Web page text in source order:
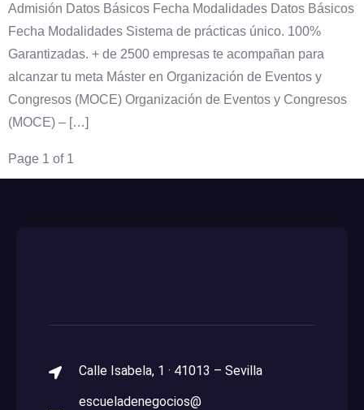
Admisión Datos Básicos Fecha Modalidades Datos Básicos
Fecha Modalidades Sistema de prácticas único. 100%
Garantizadas. + de 2500 empresas te acompañan para
alcanzar tu meta Máster en Organización de Eventos y
Congresos (MOCE) Organización de Eventos y Congresos
(MOCE) – […]
Page 1 of 1
Calle Isabela, 1 · 41013 – Sevilla
escueladenegocios@